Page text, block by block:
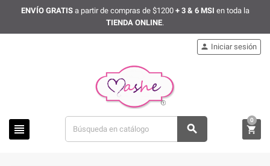
ENVÍO GRATISa partir de compras de $1200 + 3 & 6 MSI en toda la
TIENDA ONLINE.
 
 Iniciar sesión

0